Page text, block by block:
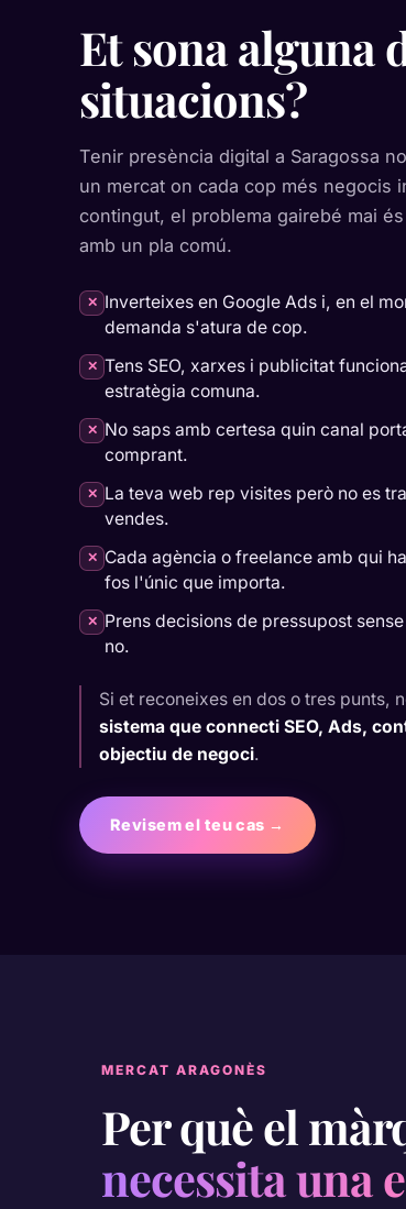
Et sona alguna
situacions?
Tenir presència digital a Saragossa
un mercat on cada cop més negocis
contingut, el problema gairebé mai
amb un pla comú.
✕ Inverteixes en Google Ads i, en el
demanda s'atura de cop.
✕ Tens SEO, xarxes i publicitat
estratègia comuna.
✕ No saps amb certesa quin canal
comprant.
✕ La teva web rep visites però no es
vendes.
✕ Cada agència o freelance amb qui
fos l'únic que importa.
✕ Prens decisions de pressupost
no.
Si et reconeixes en dos o tres punts,
sistema que connecti SEO, Ads,
objectiu de negoci.
Revisem el teu cas →
MERCAT ARAGONÈS
Per què el
necessita una